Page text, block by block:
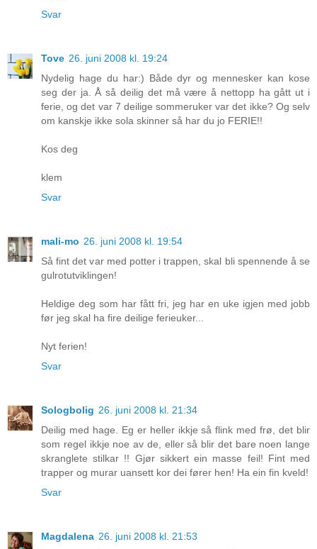
Svar
Tove 26. juni 2008 kl. 19:24
Nydelig hage du har:) Både dyr og mennesker kan kose
seg der ja. Å så deilig det må være å nettopp ha gått ut i
ferie, og det var 7 deilige sommeruker var det ikke? Og selv
om kanskje ikke sola skinner så har du jo FERIE!!
Kos deg
klem
Svar
mali-mo 26. juni 2008 kl. 19:54
Så fint det var med potter i trappen, skal bli spennende å se
gulrotutviklingen!
Heldige deg som har fått fri, jeg har en uke igjen med jobb
før jeg skal ha fire deilige ferieuker...
Nyt ferien!
Svar
Sologbolig 26. juni 2008 kl. 21:34
Deilig med hage. Eg er heller ikkje så flink med frø, det blir
som regel ikkje noe av de, eller så blir det bare noen lange
skranglete stilkar !! Gjør sikkert ein masse feil! Fint med
trapper og murar uansett kor dei fører hen! Ha ein fin kveld!
Svar
Magdalena 26. juni 2008 kl. 21:53